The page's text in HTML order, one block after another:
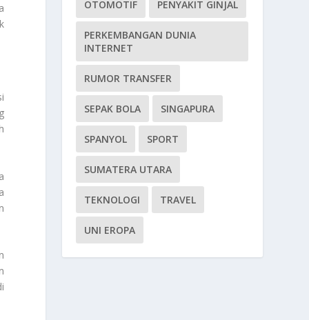
OTOMOTIF PENYAKIT GINJAL
PERKEMBANGAN DUNIA
INTERNET
RUMOR TRANSFER
SEPAK BOLA SINGAPURA
SPANYOL SPORT
SUMATERA UTARA
TEKNOLOGI TRAVEL
UNI EROPA